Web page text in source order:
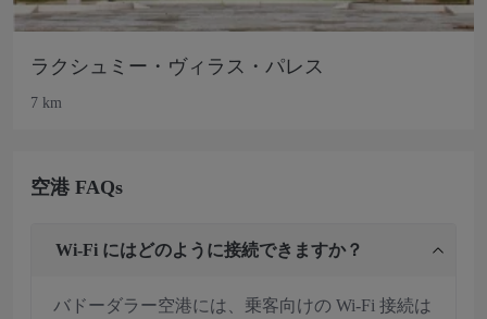
ラクシュミー・ヴィラス・パレス
7 km
空港 FAQs
Wi-Fi にはどのように接続できますか？
バドーダラー空港には、乗客向けの Wi-Fi 接続は